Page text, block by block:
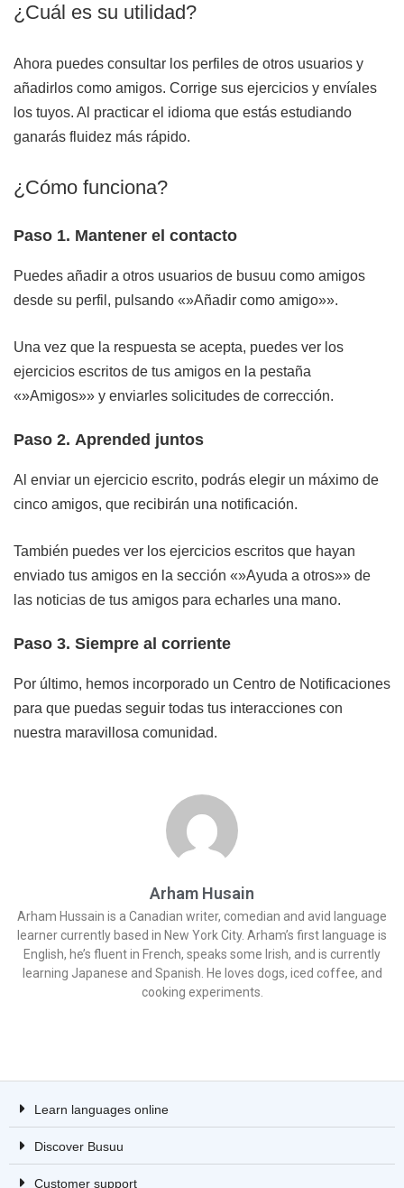
¿Cuál es su utilidad?
Ahora puedes consultar los perfiles de otros usuarios y
añadirlos como amigos. Corrige sus ejercicios y envíales
los tuyos. Al practicar el idioma que estás estudiando
ganarás fluidez más rápido.
¿Cómo funciona?
Paso 1. Mantener el contacto
Puedes añadir a otros usuarios de busuu como amigos
desde su perfil, pulsando «»Añadir como amigo»».
Una vez que la respuesta se acepta, puedes ver los
ejercicios escritos de tus amigos en la pestaña
«»Amigos»» y enviarles solicitudes de corrección.
Paso 2. Aprended juntos
Al enviar un ejercicio escrito, podrás elegir un máximo de
cinco amigos, que recibirán una notificación.
También puedes ver los ejercicios escritos que hayan
enviado tus amigos en la sección «»Ayuda a otros»» de
las noticias de tus amigos para echarles una mano.
Paso 3. Siempre al corriente
Por último, hemos incorporado un Centro de Notificaciones
para que puedas seguir todas tus interacciones con
nuestra maravillosa comunidad.
Arham Husain
Arham Hussain is a Canadian writer, comedian and avid language
learner currently based in New York City. Arham’s first language is
English, he’s fluent in French, speaks some Irish, and is currently
learning Japanese and Spanish. He loves dogs, iced coffee, and
cooking experiments.
Learn languages online
Discover Busuu
Customer support